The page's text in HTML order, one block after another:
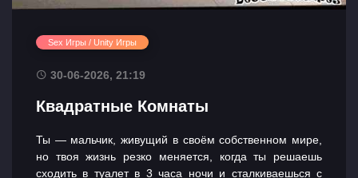
Sex Игры / Unity Игры
30-06-2026, 21:19
Квадратные Комнаты
Ты — мальчик, живущий в своём собственном мире,
но твоя жизнь резко меняется, когда ты решаешь
сходить в туалет в 3 часа ночи и сталкиваешься с